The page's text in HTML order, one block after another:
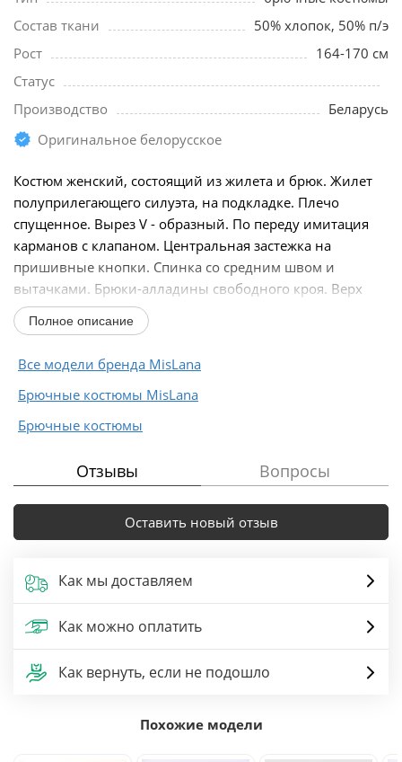
Состав ткани
50% хлопок, 50% п/э
Рост
164-170 см
Статус
Производство
Беларусь
Оригинальное белорусское
Костюм женский, состоящий из жилета и брюк. Жилет
полуприлегающего силуэта, на подкладке. Плечо
спущенное. Вырез V - образный. По переду имитация
карманов с клапаном. Центральная застежка на
пришивные кнопки. Спинка со средним швом и
вытачками. Брюки-алладины свободного кроя. Верх
брюк...
Полное описание
Все модели бренда MisLana
Брючные костюмы MisLana
Брючные костюмы
Отзывы Вопросы
Оставить новый отзыв
Как мы доставляем
Как можно оплатить
Как вернуть, если не подошло
Похожие модели